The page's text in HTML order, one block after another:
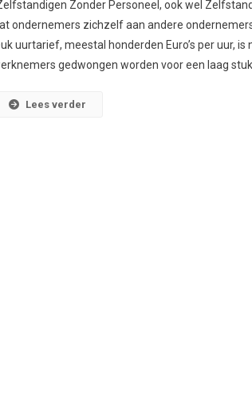
Zonder Personeel, ook wel
ondernemers zichzelf aan andere
uurtarief, meestal honderden Euro’s per uur, is
gedwongen worden voor een laag
Lees verder